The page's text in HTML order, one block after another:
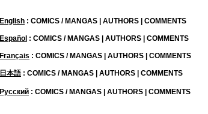
English : COMICS / MANGAS | AUTHORS | COMMENTS
Español : COMICS / MANGAS | AUTHORS | COMMENTS
Français : COMICS / MANGAS | AUTHORS | COMMENTS
日本語: COMICS / MANGAS | AUTHORS | COMMENTS
Русский : COMICS / MANGAS | AUTHORS | COMMENTS